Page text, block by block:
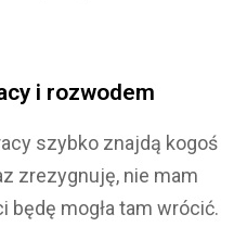
i rozwodem
szybko znajdą kogoś
zrezygnuję, nie mam
będę mogła tam wrócić.